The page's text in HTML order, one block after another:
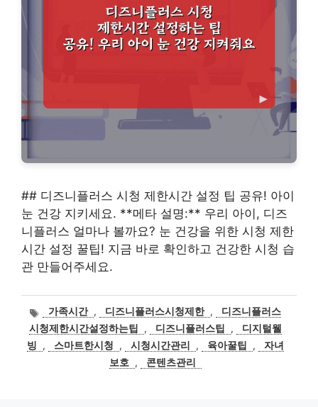
## 디즈니플러스 시청 제한시간 설정 팁 공유! 아이
눈 건강 지키세요. **메타 설명:** 우리 아이, 디즈
니플러스 얼마나 볼까요? 눈 건강을 위한 시청 제한
시간 설정 꿀팁! 지금 바로 확인하고 건강한 시청 습
관 만들어주세요.
태
그
가족시간 , 디즈니플러스시청제한 ,
디즈니플러스
시청제한시간설정하는팁
, 디즈니플러스팁 ,
디지털웰
빙
, 스마트한시청 , 시청시간관리 , 육아꿀팁 ,
자녀
보호
, 콘텐츠관리